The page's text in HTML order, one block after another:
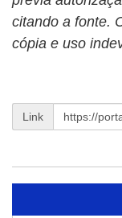
citando a fonte.
cópia e uso
Link